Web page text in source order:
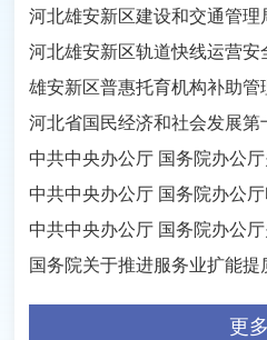
河北雄安新区轨道快线运营安
雄安新区普惠托育机构补助管
河北省国民经济和社会发展
国务院关于推进服务业扩能提
更多